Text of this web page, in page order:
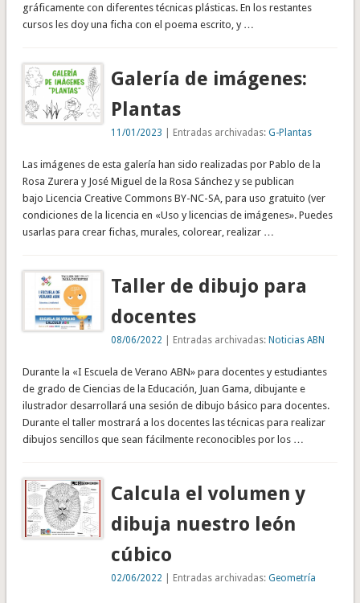
gráficamente con diferentes técnicas plásticas. En los restantes
cursos les doy una ficha con el poema escrito, y …
Galería de imágenes:
Plantas
11/01/2023 | Entradas archivadas:G-Plantas
Las imágenes de esta galería han sido realizadas por Pablo de la
Rosa Zurera y José Miguel de la Rosa Sánchez y se publican
bajo Licencia Creative Commons BY-NC-SA, para uso gratuito (ver
condiciones de la licencia en «Uso y licencias de imágenes». Puedes
usarlas para crear fichas, murales, colorear, realizar …
Taller de dibujo para
docentes
08/06/2022 | Entradas archivadas:Noticias ABN
Durante la «I Escuela de Verano ABN» para docentes y estudiantes
de grado de Ciencias de la Educación, Juan Gama, dibujante e
ilustrador desarrollará una sesión de dibujo básico para docentes.
Durante el taller mostrará a los docentes las técnicas para realizar
dibujos sencillos que sean fácilmente reconocibles por los …
Calcula el volumen y
dibuja nuestro león
cúbico
02/06/2022 | Entradas archivadas:Geometría